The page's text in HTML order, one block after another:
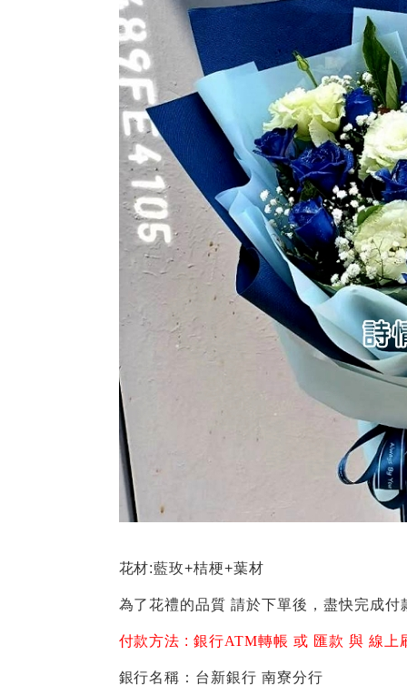
花材:藍玫+桔梗+葉材
為了花禮的品質 請於下單後，盡快完成付
付款方法 :銀行ATM轉帳 或 匯款 與 線上
銀行名稱：台新銀行 南寮分行